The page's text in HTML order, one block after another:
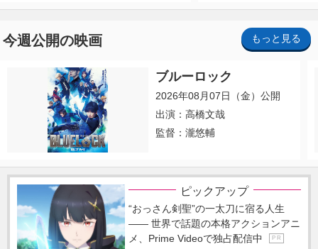
今週公開の映画 もっと見る
ブルーロック
2026年08月07日（金）公開
出演：高橋文哉
監督：瀧悠輔
ピックアップ
“おっさん剣聖”の一太刀に宿る人生
―― 世界で話題の本格アクションアニ
メ、Prime Videoで独占配信中
P R